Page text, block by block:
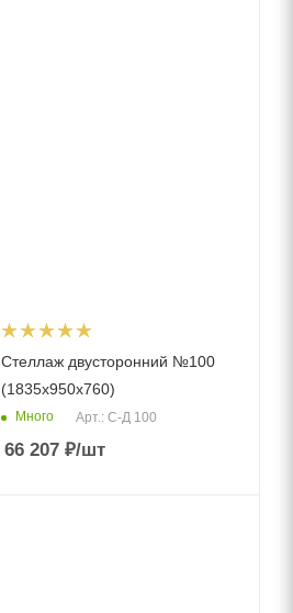
Стеллаж двусторонний №100
(1835х950х760)
Много Арт.: С-Д 100
66 207 ₽/шт